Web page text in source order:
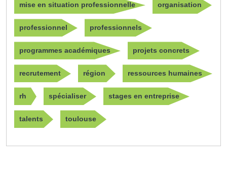
mise en situation professionnelle organisation
professionnel professionnels
programmes académiques projets concrets
recrutement région ressources humaines
rh spécialiser stages en entreprise
talents toulouse